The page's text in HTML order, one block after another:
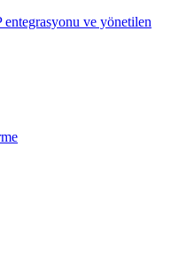
ve yönetilen